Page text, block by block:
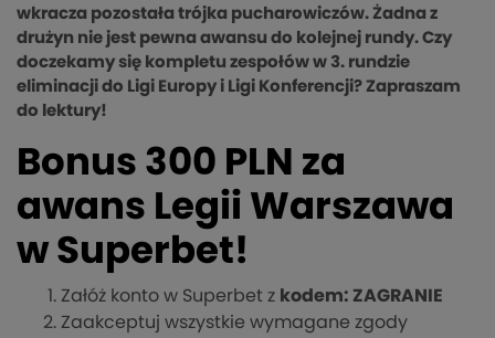
wkracza pozostała trójka pucharowiczów. Żadna z
drużyn nie jest pewna awansu do kolejnej rundy. Czy
doczekamy się kompletu zespołów w 3. rundzie
eliminacji do Ligi Europy i Ligi Konferencji? Zapraszam
do lektury!
Bonus 300 PLN za
awans Legii Warszawa
w Superbet!
Załóż konto w Superbet z kodem: ZAGRANIE
Zaakceptuj wszystkie wymagane zgody